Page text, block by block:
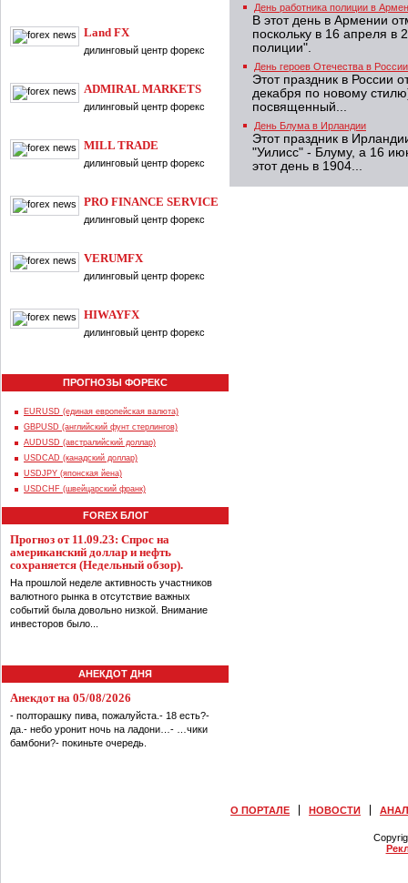
Land FX
дилинговый центр форекс
ADMIRAL MARKETS
дилинговый центр форекс
MILL TRADE
дилинговый центр форекс
PRO FINANCE SERVICE
дилинговый центр форекс
VERUMFX
дилинговый центр форекс
HIWAYFX
дилинговый центр форекс
ПРОГНОЗЫ ФОРЕКС
EURUSD (единая европейская валюта)
GBPUSD (английский фунт стерлингов)
AUDUSD (австралийский доллар)
USDCAD (канадский доллар)
USDJPY (японская йена)
USDCHF (швейцарский франк)
FOREX БЛОГ
Прогноз от 11.09.23: Спрос на
американский доллар и нефть
сохраняется (Недельный обзор).
На прошлой неделе активность участников
валютного рынка в отсутствие важных
событий была довольно низкой. Внимание
инвесторов было...
АНЕКДОТ ДНЯ
Анекдот на 05/08/2026
- полторашку пива, пожалуйста.- 18 есть?-
да.- небо уронит ночь на ладони…- …чики
бамбони?- покиньте очередь.
День работника полиции в
В этот день в Армении
поскольку в 16 апреля в
полиции".
День героев Отечества в России
Этот праздник в России
декабря по новому
посвященный...
День Блума в Ирландии
Этот праздник в
"Уилисс" - Блуму, а 16
этот день в 1904...
О ПОРТАЛЕ НОВОСТИ